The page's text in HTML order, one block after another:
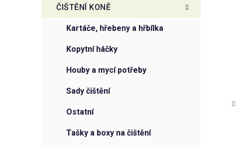
ČIŠTĚNÍ KONĚ
kartáče, hřebeny a hřbílka
kopytní háčky
houby a mycí potřeby
sady čištění
ostatní
tašky a boxy na čištění